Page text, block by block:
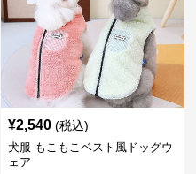
¥2,540 (税込)
犬服 もこもこベスト風ドッグウ
ェア